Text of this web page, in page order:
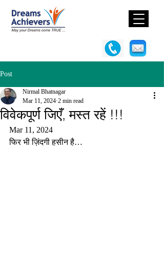
Post
विवेकपूर्ण जिएँ, मस्त रहें !!!
Nirmal Bhatnagar
Mar 11, 2024 2 min read
Mar 11, 2024
फिर भी ज़िंदगी हसीन है…